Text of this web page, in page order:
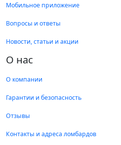
Мобильное приложение
Вопросы и ответы
Новости, статьи и акции
О нас
О компании
Гарантии и безопасность
Отзывы
Контакты и адреса ломбардов